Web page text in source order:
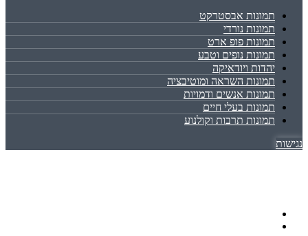
תמונות אבסטרקט
תמונות נורדי
תמונות פופ ארט
תמונות נופים וטבע
יהדות ויודאיקה
תמונות השראה ומוטיבציה
תמונות אנשים ודמויות
תמונות בעלי חיים
תמונות תרבות וקולנוע
נגישות